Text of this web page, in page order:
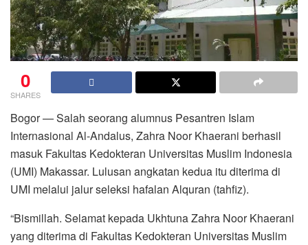
0
SHARES
Bogor — Salah seorang alumnus Pesantren Islam
Internasional Al-Andalus, Zahra Noor Khaerani berhasil
masuk Fakultas Kedokteran Universitas Muslim Indonesia
(UMI) Makassar. Lulusan angkatan kedua itu diterima di
UMI melalui jalur seleksi hafalan Alquran (tahfiz).
“Bismillah. Selamat kepada Ukhtuna Zahra Noor Khaerani
yang diterima di Fakultas Kedokteran Universitas Muslim